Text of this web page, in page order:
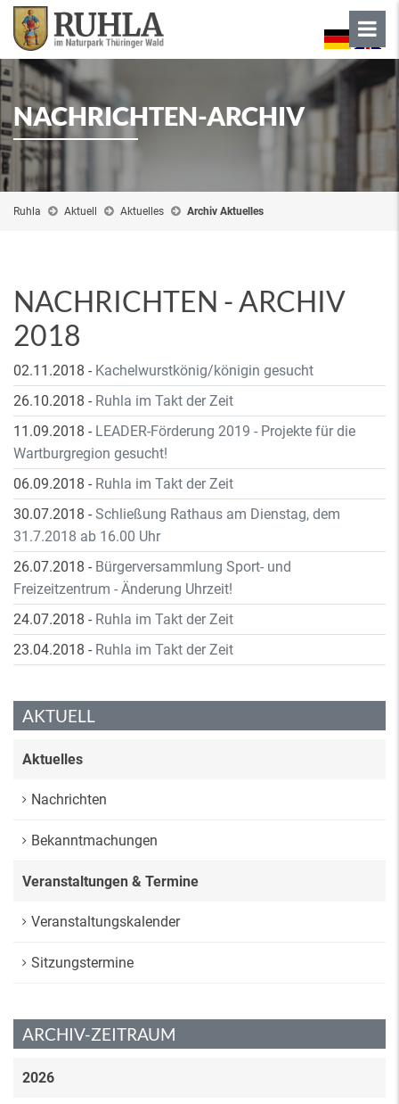
NACHRICHTEN-ARCHIV
Ruhla Aktuell Aktuelles Archiv Aktuelles
NACHRICHTEN - ARCHIV
2018
02.11.2018 - Kachelwurstkönig/königin gesucht
26.10.2018 - Ruhla im Takt der Zeit
11.09.2018 - LEADER-Förderung 2019 - Projekte für die
Wartburgregion gesucht!
06.09.2018 - Ruhla im Takt der Zeit
30.07.2018 - Schließung Rathaus am Dienstag, dem
31.7.2018 ab 16.00 Uhr
26.07.2018 - Bürgerversammlung Sport- und
Freizeitzentrum - Änderung Uhrzeit!
24.07.2018 - Ruhla im Takt der Zeit
23.04.2018 - Ruhla im Takt der Zeit
AKTUELL
Aktuelles
Nachrichten
Bekanntmachungen
Veranstaltungen & Termine
Veranstaltungskalender
Sitzungstermine
ARCHIV-ZEITRAUM
2026